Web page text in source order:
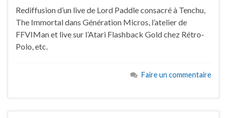
Rediffusion d’un live de Lord Paddle consacré à Tenchu,
The Immortal dans Génération Micros, l’atelier de
FFVIMan et live sur l’Atari Flashback Gold chez Rétro-
Polo, etc.
Faire un commentaire